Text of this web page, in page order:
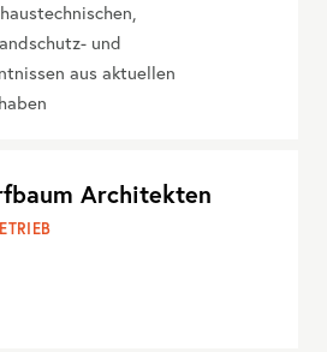
und
aus aktuellen
Architekten